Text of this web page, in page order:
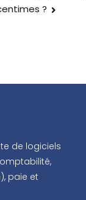
?
de logiciels
paie et